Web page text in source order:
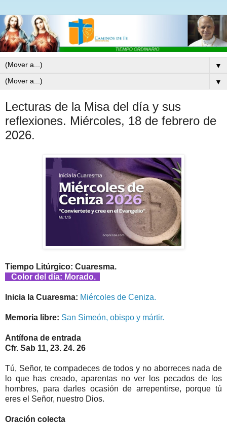
▼
▼
Lecturas de la Misa del día y sus
reflexiones. Miércoles, 18 de febrero de
2026.
Tiempo Litúrgico: Cuaresma.
Color del día: Morado.
Inicia la Cuaresma: Miércoles de Ceniza.
Memoria libre: San Simeón, obispo y mártir.
Antífona de entrada
Cfr. Sab 11, 23. 24. 26
Tú, Señor, te compadeces de todos y no aborreces nada de
lo que has creado, aparentas no ver los pecados de los
hombres, para darles ocasión de arrepentirse, porque tú
eres el Señor, nuestro Dios.
Oración colecta